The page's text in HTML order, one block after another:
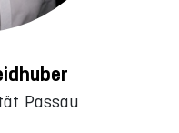
Passau